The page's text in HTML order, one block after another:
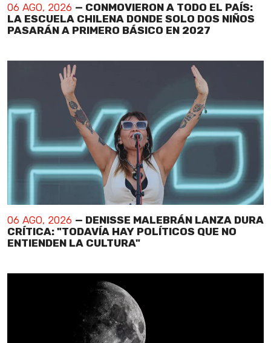
06 AGO, 2026 — CONMOVIERON A TODO EL PAÍS:
LA ESCUELA CHILENA DONDE SOLO DOS NIÑOS
PASARÁN A PRIMERO BÁSICO EN 2027
06 AGO, 2026 — DENISSE MALEBRÁN LANZA DURA
CRÍTICA: "TODAVÍA HAY POLÍTICOS QUE NO
ENTIENDEN LA CULTURA"